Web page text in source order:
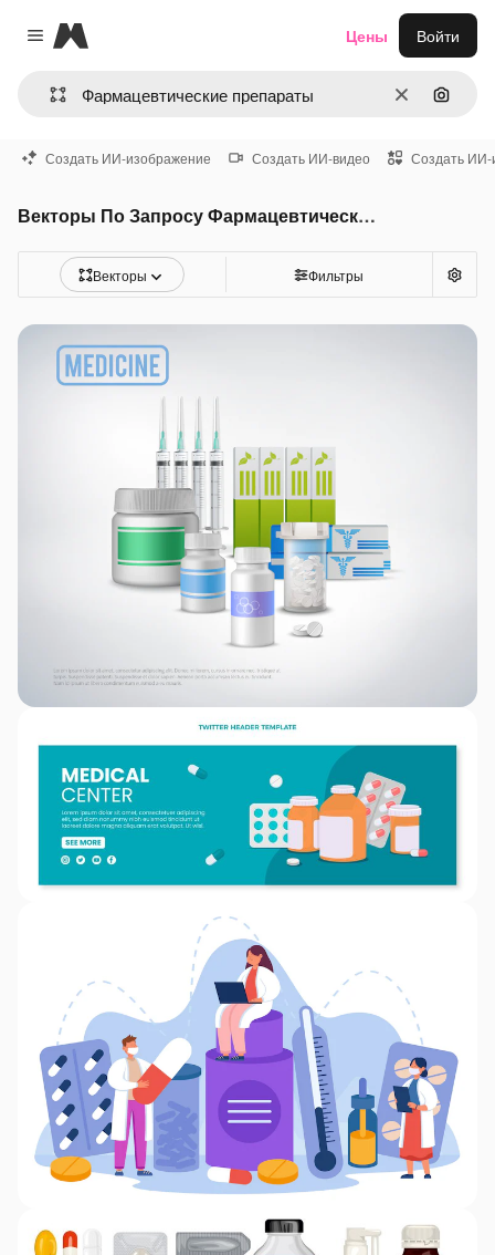
Close menu
Magnific
ОчиститьПоиск
Цены Войти
Создать ИИ-изображение Создать ИИ-видео Создать ИИ-
Векторы По Запросу Фармацевтические препараты
Векторы Фильтры